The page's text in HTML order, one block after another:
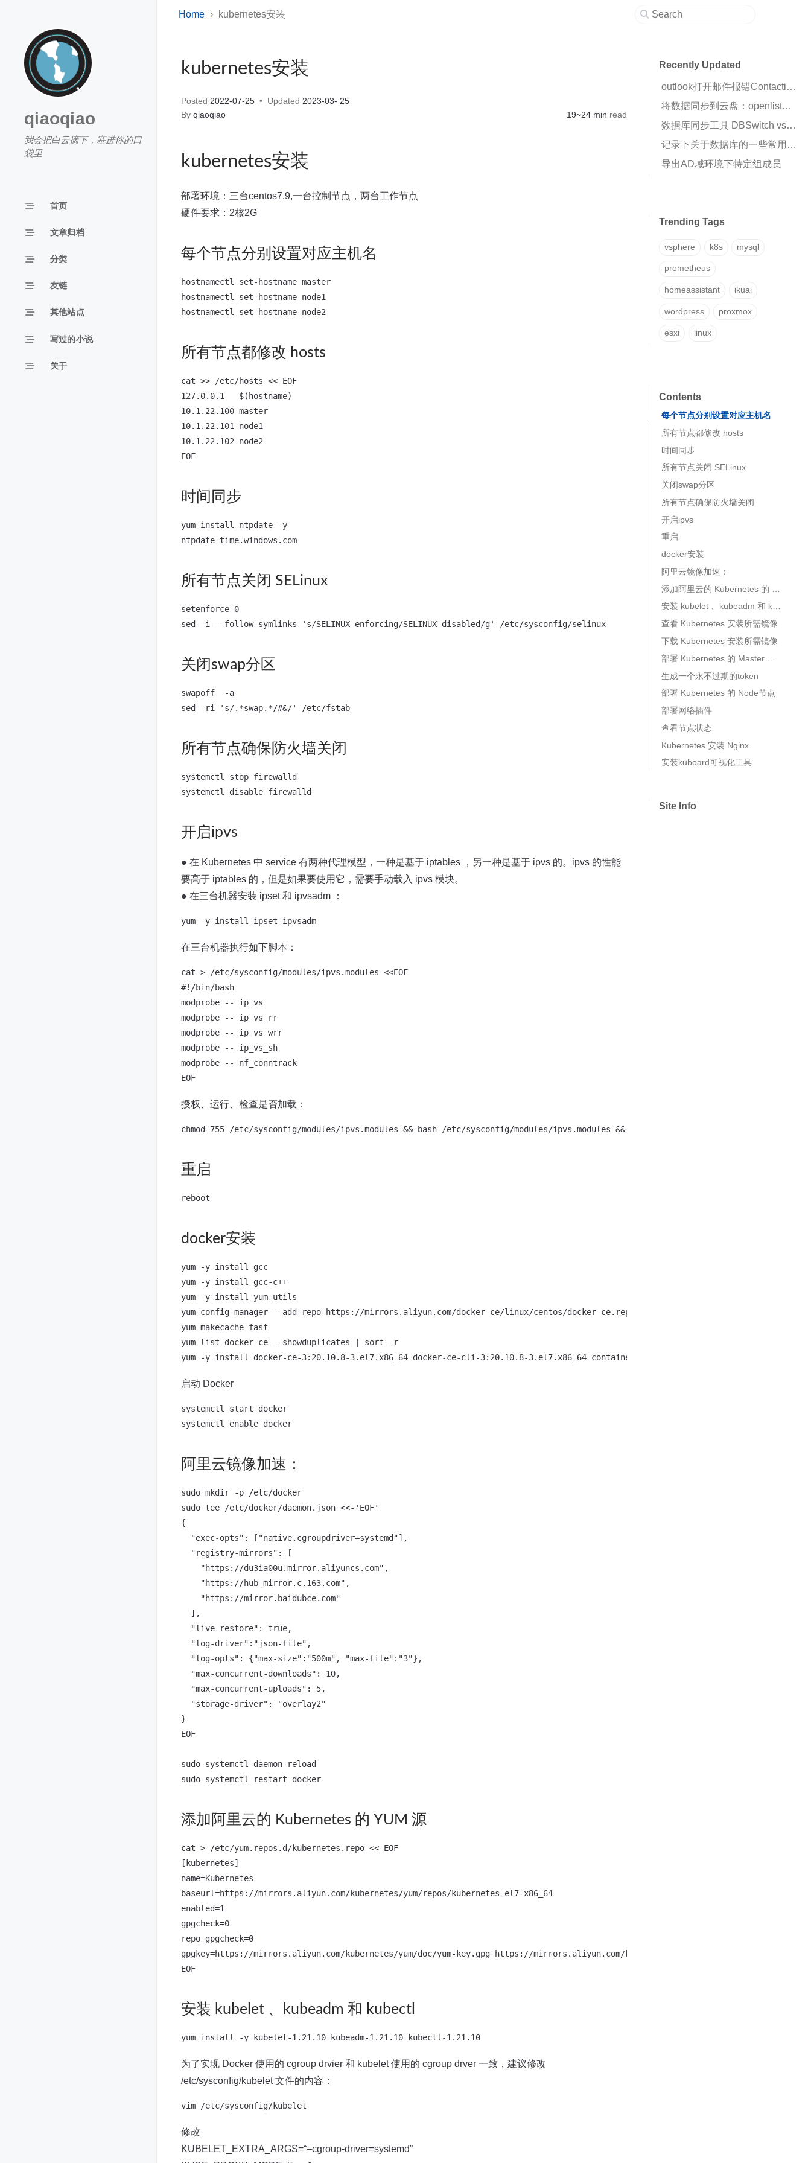
qiaoqiao
我会把白云摘下，塞进你的口
袋里
首页
文章归档
分类
友链
其他站点
写过的小说
关于
Home kubernetes安装
kubernetes安装
Posted 2022-07-25 Updated 2023-03- 25
By qiaoqiao 19~24 min read
kubernetes安装
部署环境：三台centos7.9,一台控制节点，两台工作节点
硬件要求：2核2G
每个节点分别设置对应主机名
hostnamectl set-hostname master
hostnamectl set-hostname node1
所有节点都修改 hosts
cat >> /etc/hosts << EOF
127.0.0.1   $(hostname)
10.1.22.100 master
10.1.22.101 node1
10.1.22.102 node2
时间同步
yum install ntpdate -y
所有节点关闭 SELinux
setenforce 0
关闭swap分区
swapoff  -a
所有节点确保防火墙关闭
systemctl stop firewalld
开启ipvs
● 在 Kubernetes 中 service 有两种代理模型，一种是基于 iptables ，另一种是基于 ipvs 的。ipvs 的性能
要高于 iptables 的，但是如果要使用它，需要手动载入 ipvs 模块。
● 在三台机器安装 ipset 和 ipvsadm ：
在三台机器执行如下脚本：
cat > /etc/sysconfig/modules/ipvs.modules <<EOF
#!/bin/bash
modprobe -- ip_vs
modprobe -- ip_vs_rr
modprobe -- ip_vs_wrr
modprobe -- ip_vs_sh
modprobe -- nf_conntrack
授权、运行、检查是否加载：
重启
docker安装
yum -y install gcc
yum -y install gcc-c++
yum -y install yum-utils
yum-config-manager --add-repo https://mirrors.aliyun.com/docker-ce/linux/centos/docker-ce.repo
yum makecache fast
yum list docker-ce --showduplicates | sort -r
启动 Docker
systemctl start docker
阿里云镜像加速：
sudo mkdir -p /etc/docker
sudo tee /etc/docker/daemon.json <<-'EOF'
{
  "exec-opts": ["native.cgroupdriver=systemd"],
  "registry-mirrors": [
    "https://du3ia00u.mirror.aliyuncs.com",
    "https://hub-mirror.c.163.com",
    "https://mirror.baidubce.com"
  ],
  "live-restore": true,
  "log-driver":"json-file",
  "log-opts": {"max-size":"500m", "max-file":"3"},
  "max-concurrent-downloads": 10,
  "max-concurrent-uploads": 5,
  "storage-driver": "overlay2"
}
EOF
sudo systemctl daemon-reload
添加阿里云的 Kubernetes 的 YUM 源
cat > /etc/yum.repos.d/kubernetes.repo << EOF
[kubernetes]
name=Kubernetes
baseurl=https://mirrors.aliyun.com/kubernetes/yum/repos/kubernetes-el7-x86_64
enabled=1
gpgcheck=0
repo_gpgcheck=0
gpgkey=https://mirrors.aliyun.com/kubernetes/yum/doc/yum-key.gpg https://mirrors.aliyun.com/kubernetes/yum/doc/rpm-package-key.gpg
安装 kubelet 、kubeadm 和 kubectl
为了实现 Docker 使用的 cgroup drvier 和 kubelet 使用的 cgroup drver 一致，建议修改
/etc/sysconfig/kubelet 文件的内容：
修改
KUBELET_EXTRA_ARGS=“–cgroup-driver=systemd”
Recently Updated
outlook打开邮件报错Contacting the Server for Information
将数据同步到云盘：openlist+rclone
数据库同步工具 DBSwitch vs dbsyncer
记录下关于数据库的一些常用命令
导出AD域环境下特定组成员
Trending Tags
vsphere k8s mysql
prometheus
homeassistant ikuai
wordpress proxmox
esxi linux
Contents
每个节点分别设置对应主机名
所有节点都修改 hosts
时间同步
所有节点关闭 SELinux
关闭swap分区
所有节点确保防火墙关闭
开启ipvs
重启
docker安装
阿里云镜像加速：
安装 kubelet 、kubeadm 和 kubectl
查看 Kubernetes 安装所需镜像
下载 Kubernetes 安装所需镜像
生成一个永不过期的token
部署 Kubernetes 的 Node节点
部署网络插件
查看节点状态
Kubernetes 安装 Nginx
安装kuboard可视化工具
Site Info